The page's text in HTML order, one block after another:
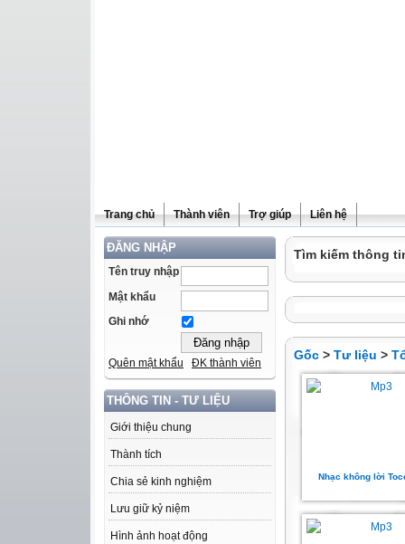
Trang chủ Thành viên Trợ giúp Liên hệ
ĐĂNG NHẬP
Tên truy nhập
Mật khẩu
Ghi nhớ
Quên mật khẩu ĐK thành viên
THÔNG TIN - TƯ LIỆU
Giới thiệu chung
Thành tích
Chia sẻ kinh nghiệm
Lưu giữ kỷ niệm
Hình ảnh hoạt động
Tìm kiếm thông
Gốc > Tư liệu >
Nhạc không lời